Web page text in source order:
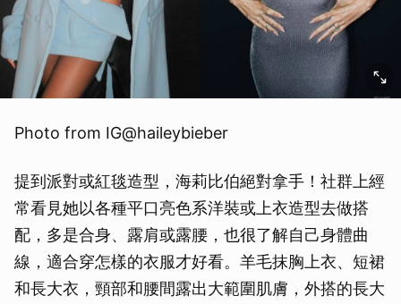
Photo from IG@haileybieber
提到派對或紅毯造型，海莉比伯絕對拿手！社群上經
常看見她以各種平口亮色系洋裝或上衣造型去做搭
配，多是合身、露肩或露腰，也很了解自己身體曲
線，適合穿怎樣的衣服才好看。羊毛抹胸上衣、短裙
和長大衣，頸部和腰間露出大範圍肌膚，外搭的長大
取消